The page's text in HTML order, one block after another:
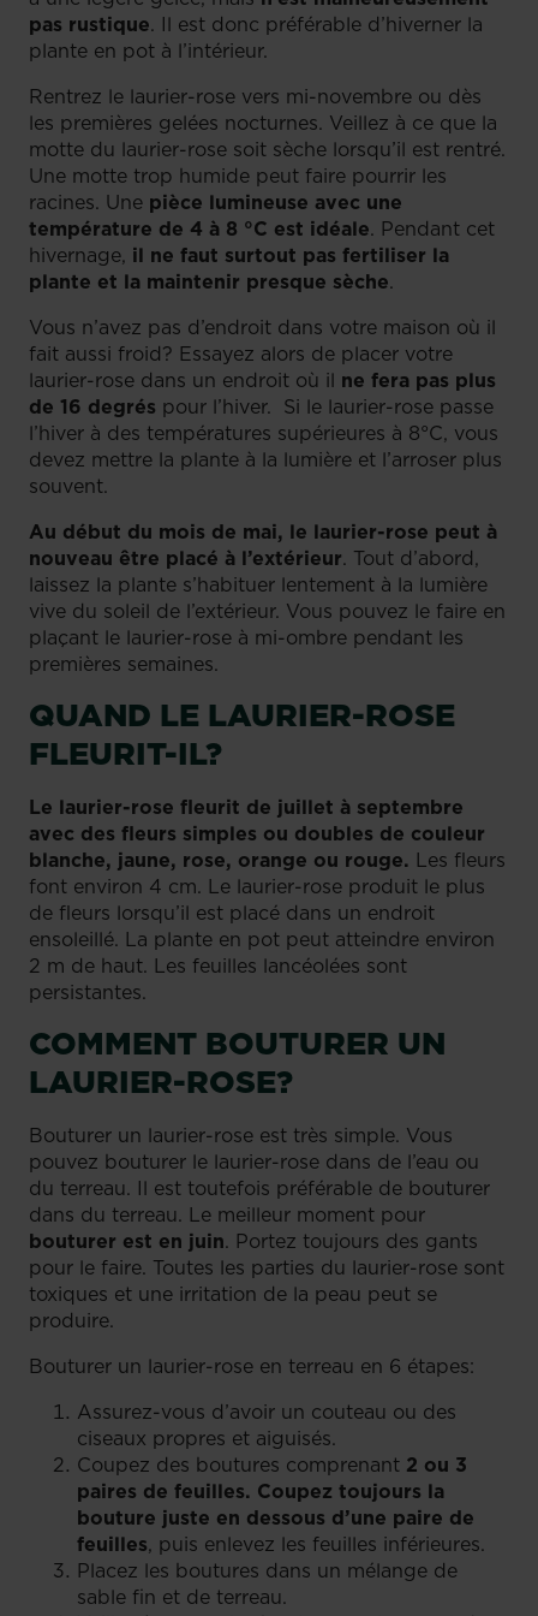
pas rustique. Il est donc préférable d’hiverner la
plante en pot à l’intérieur.
Rentrez le laurier-rose vers mi-novembre ou dès
les premières gelées nocturnes. Veillez à ce que la
motte du laurier-rose soit sèche lorsqu’il est rentré.
Une motte trop humide peut faire pourrir les
racines. Une pièce lumineuse avec une
température de 4 à 8 °C est idéale. Pendant cet
hivernage, il ne faut surtout pas fertiliser la
plante et la maintenir presque sèche.
Vous n’avez pas d’endroit dans votre maison où il
fait aussi froid? Essayez alors de placer votre
laurier-rose dans un endroit où il ne fera pas plus
de 16 degrés pour l’hiver. Si le laurier-rose passe
l’hiver à des températures supérieures à 8°C, vous
devez mettre la plante à la lumière et l’arroser plus
souvent.
Au début du mois de mai, le laurier-rose peut à
nouveau être placé à l’extérieur. Tout d’abord,
laissez la plante s’habituer lentement à la lumière
vive du soleil de l’extérieur. Vous pouvez le faire en
plaçant le laurier-rose à mi-ombre pendant les
premières semaines.
QUAND LE LAURIER-ROSE
FLEURIT-IL?
Le laurier-rose fleurit de juillet à septembre
avec des fleurs simples ou doubles de couleur
blanche, jaune, rose, orange ou rouge. Les fleurs
font environ 4 cm. Le laurier-rose produit le plus
de fleurs lorsqu’il est placé dans un endroit
ensoleillé. La plante en pot peut atteindre environ
2 m de haut. Les feuilles lancéolées sont
persistantes.
COMMENT BOUTURER UN
LAURIER-ROSE?
Bouturer un laurier-rose est très simple. Vous
pouvez bouturer le laurier-rose dans de l’eau ou
du terreau. Il est toutefois préférable de bouturer
dans du terreau. Le meilleur moment pour
bouturer est en juin. Portez toujours des gants
pour le faire. Toutes les parties du laurier-rose sont
toxiques et une irritation de la peau peut se
produire.
Bouturer un laurier-rose en terreau en 6 étapes:
Assurez-vous d’avoir un couteau ou des
ciseaux propres et aiguisés.
Coupez des boutures comprenant 2 ou 3
paires de feuilles. Coupez toujours la
bouture juste en dessous d’une paire de
feuilles, puis enlevez les feuilles inférieures.
Placez les boutures dans un mélange de
sable fin et de terreau.